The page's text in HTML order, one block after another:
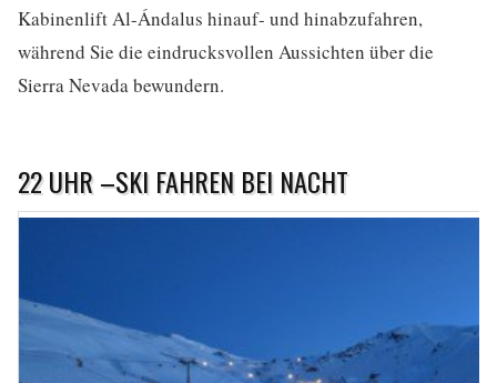
Kabinenlift Al-Ándalus hinauf- und hinabzufahren,
während Sie die eindrucksvollen Aussichten über die
Sierra Nevada bewundern.
22 UHR –SKI FAHREN BEI NACHT